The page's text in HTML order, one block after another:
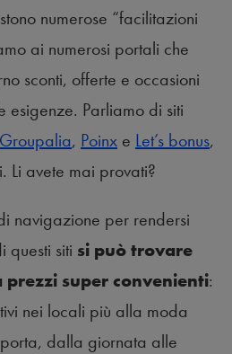
numerose “facilitazioni
ai numerosi portali che
sconti, offerte e occasioni
esigenze. Parliamo di siti
Groupalia, Poinx e Let’s bonus,
Li avete mai provati?
navigazione per rendersi
questi siti si può trovare
super convenienti:
nei locali più alla moda
dalla giornata alle